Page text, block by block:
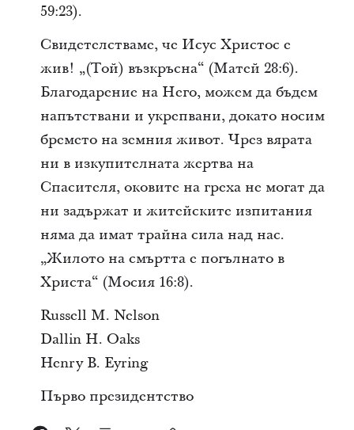
59:23).
Свидетелстваме, че Исус Христос е
жив! „(Той) възкръсна“ (Матей 28:6).
Благодарение на Него, можем да бъдем
напътствани и укрепвани, докато носим
бремето на земния живот. Чрез вярата
ни в изкупителната жертва на
Спасителя, оковите на греха не могат да
ни задържат и житейските изпитания
няма да имат трайна сила над нас.
„Жилото на смъртта е погълнато в
Христа“ (Мосия 16:8).
Russell M. Nelson
Dallin H. Oaks
Henry B. Eyring
Първо президентство